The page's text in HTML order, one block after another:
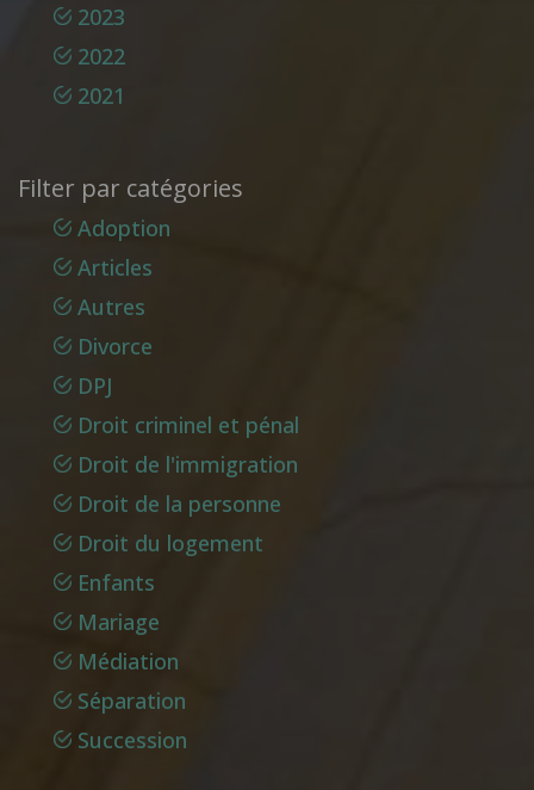
2023
2022
2021
Filter par catégories
Adoption
Articles
Autres
Divorce
DPJ
Droit criminel et pénal
Droit de l'immigration
Droit de la personne
Droit du logement
Enfants
Mariage
Médiation
Séparation
Succession